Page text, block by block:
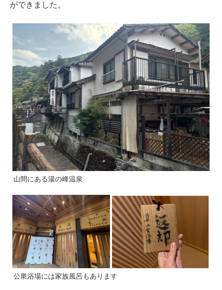
ができました。
山間にある湯の峰温泉
公衆浴場には家族風呂もあります